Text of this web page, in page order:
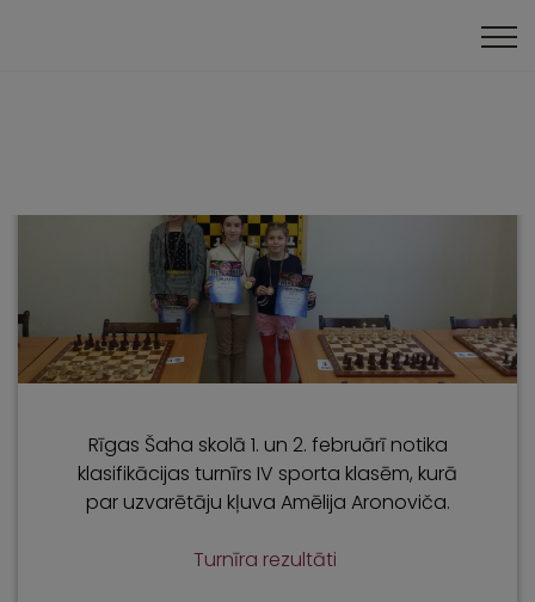
Rīgas Šaha skolā 1. un 2. februārī notika
klasifikācijas turnīrs IV sporta klasēm, kurā
par uzvarētāju kļuva Amēlija Aronoviča.
Turnīra rezultāti